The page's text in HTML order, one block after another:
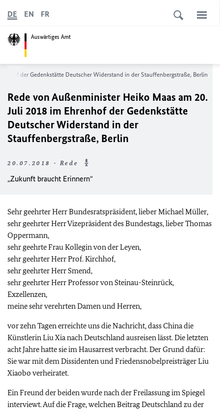
Auswärtiges Amt
DE EN FR
der Gedenkstätte Deutscher Widerstand in der Stauffenbergstraße, Berlin
Rede von Außenminister Heiko Maas am 20.
Juli 2018 im Ehrenhof der Gedenkstätte
Deutscher Widerstand in der
Stauffenbergstraße, Berlin
20.07.2018 - Rede
„Zukunft braucht Erinnern“
Sehr geehrter Herr Bundesratspräsident, lieber Michael Müller,
sehr geehrter Herr Vizepräsident des Bundestags, lieber Thomas
Oppermann,
sehr geehrte Frau Kollegin von der Leyen,
sehr geehrter Herr Prof. Kirchhof,
sehr geehrter Herr Smend,
sehr geehrter Herr Professor von Steinau-Steinrück,
Exzellenzen,
meine sehr verehrten Damen und Herren,
vor zehn Tagen erreichte uns die Nachricht, dass China die
KünstlerinLiu Xianach Deutschland ausreisen lässt. Die letzten
acht Jahre hatte sie im Hausarrest verbracht. Der Grund dafür:
Sie war mit dem Dissidenten und FriedensnobelpreisträgerLiu
Xiaobo verheiratet.
Ein Freund der beiden wurde nach der Freilassung im Spiegel
interviewt. Auf die Frage, welchen Beitrag Deutschland zu der